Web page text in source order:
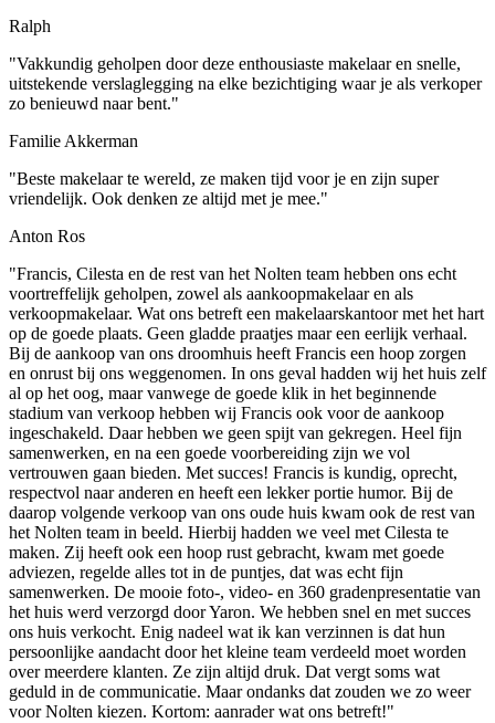
Ralph
"Vakkundig geholpen door deze enthousiaste makelaar en snelle,
uitstekende verslaglegging na elke bezichtiging waar je als verkoper
zo benieuwd naar bent."
Familie Akkerman
"Beste makelaar te wereld, ze maken tijd voor je en zijn super
vriendelijk. Ook denken ze altijd met je mee."
Anton Ros
"Francis, Cilesta en de rest van het Nolten team hebben ons echt
voortreffelijk geholpen, zowel als aankoopmakelaar en als
verkoopmakelaar. Wat ons betreft een makelaarskantoor met het hart
op de goede plaats. Geen gladde praatjes maar een eerlijk verhaal.
Bij de aankoop van ons droomhuis heeft Francis een hoop zorgen
en onrust bij ons weggenomen. In ons geval hadden wij het huis zelf
al op het oog, maar vanwege de goede klik in het beginnende
stadium van verkoop hebben wij Francis ook voor de aankoop
ingeschakeld. Daar hebben we geen spijt van gekregen. Heel fijn
samenwerken, en na een goede voorbereiding zijn we vol
vertrouwen gaan bieden. Met succes! Francis is kundig, oprecht,
respectvol naar anderen en heeft een lekker portie humor. Bij de
daarop volgende verkoop van ons oude huis kwam ook de rest van
het Nolten team in beeld. Hierbij hadden we veel met Cilesta te
maken. Zij heeft ook een hoop rust gebracht, kwam met goede
adviezen, regelde alles tot in de puntjes, dat was echt fijn
samenwerken. De mooie foto-, video- en 360 gradenpresentatie van
het huis werd verzorgd door Yaron. We hebben snel en met succes
ons huis verkocht. Enig nadeel wat ik kan verzinnen is dat hun
persoonlijke aandacht door het kleine team verdeeld moet worden
over meerdere klanten. Ze zijn altijd druk. Dat vergt soms wat
geduld in de communicatie. Maar ondanks dat zouden we zo weer
voor Nolten kiezen. Kortom: aanrader wat ons betreft!"